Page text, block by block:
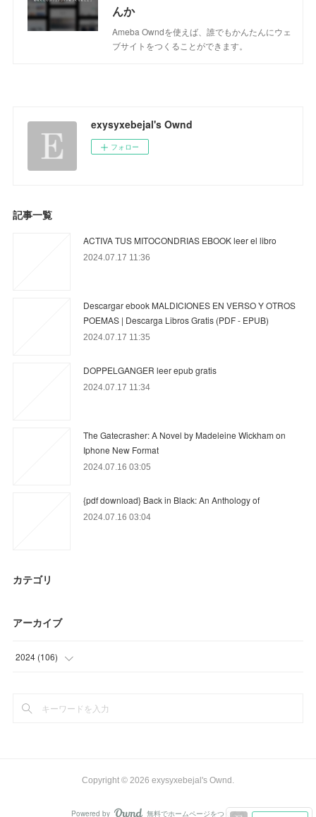
んか
Ameba Owndを使えば、誰でもかんたんにウェ
ブサイトをつくることができます。
exysyxebejal's Ownd
フォロー
記事一覧
ACTIVA TUS MITOCONDRIAS EBOOK leer el libro
2024.07.17 11:36
Descargar ebook MALDICIONES EN VERSO Y OTROS
POEMAS | Descarga Libros Gratis (PDF - EPUB)
2024.07.17 11:35
DOPPELGANGER leer epub gratis
2024.07.17 11:34
The Gatecrasher: A Novel by Madeleine Wickham on
Iphone New Format
2024.07.16 03:05
{pdf download} Back in Black: An Anthology of
2024.07.16 03:04
カテゴリ
アーカイブ
2024 (106)
(
Copyright © 2026 exysyxebejal's Ownd .
Powered by 無料でホームページをつくろう